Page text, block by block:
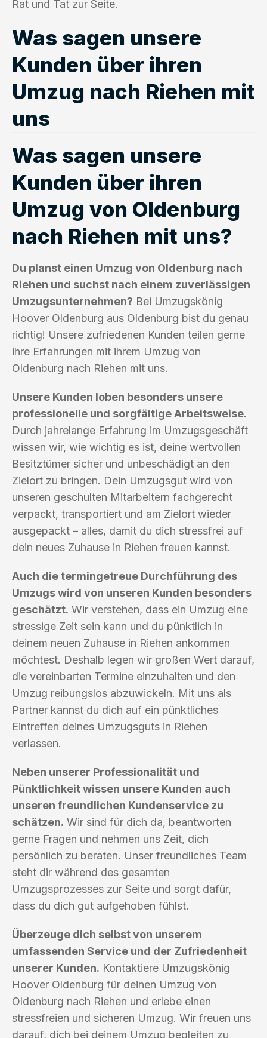
Rat und Tat zur Seite.
Was sagen unsere
Kunden über ihren
Umzug nach Riehen mit
uns
Was sagen unsere
Kunden über ihren
Umzug von Oldenburg
nach Riehen mit uns?
Du planst einen Umzug von Oldenburg nach
Riehen und suchst nach einem zuverlässigen
Umzugsunternehmen? Bei Umzugskönig
Hoover Oldenburg aus Oldenburg bist du genau
richtig! Unsere zufriedenen Kunden teilen gerne
ihre Erfahrungen mit ihrem Umzug von
Oldenburg nach Riehen mit uns.
Unsere Kunden loben besonders unsere
professionelle und sorgfältige Arbeitsweise.
Durch jahrelange Erfahrung im Umzugsgeschäft
wissen wir, wie wichtig es ist, deine wertvollen
Besitztümer sicher und unbeschädigt an den
Zielort zu bringen. Dein Umzugsgut wird von
unseren geschulten Mitarbeitern fachgerecht
verpackt, transportiert und am Zielort wieder
ausgepackt – alles, damit du dich stressfrei auf
dein neues Zuhause in Riehen freuen kannst.
Auch die termingetreue Durchführung des
Umzugs wird von unseren Kunden besonders
geschätzt. Wir verstehen, dass ein Umzug eine
stressige Zeit sein kann und du pünktlich in
deinem neuen Zuhause in Riehen ankommen
möchtest. Deshalb legen wir großen Wert darauf,
die vereinbarten Termine einzuhalten und den
Umzug reibungslos abzuwickeln. Mit uns als
Partner kannst du dich auf ein pünktliches
Eintreffen deines Umzugsguts in Riehen
verlassen.
Neben unserer Professionalität und
Pünktlichkeit wissen unsere Kunden auch
unseren freundlichen Kundenservice zu
schätzen. Wir sind für dich da, beantworten
gerne Fragen und nehmen uns Zeit, dich
persönlich zu beraten. Unser freundliches Team
steht dir während des gesamten
Umzugsprozesses zur Seite und sorgt dafür,
dass du dich gut aufgehoben fühlst.
Überzeuge dich selbst von unserem
umfassenden Service und der Zufriedenheit
unserer Kunden. Kontaktiere Umzugskönig
Hoover Oldenburg für deinen Umzug von
Oldenburg nach Riehen und erlebe einen
stressfreien und sicheren Umzug. Wir freuen uns
darauf, dich bei deinem Umzug begleiten zu